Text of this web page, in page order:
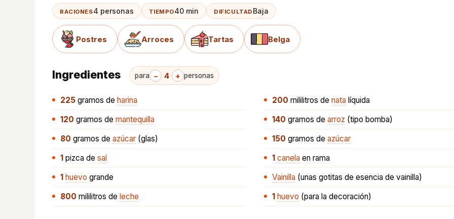
RACIONES4 personas TIEMPO40 min DIFICULTAD Baja
Postres Arroces Tartas Belga
Ingredientes para − 4 + personas
225 gramos de harina
120 gramos de mantequilla
80 gramos de azúcar (glas)
1 pizca de sal
1 huevo grande
800 mililitros de leche
200 mililitros de nata líquida
140 gramos de arroz (tipo bomba)
150 gramos de azúcar
1 canela en rama
Vainilla (unas gotitas de esencia de vainilla)
1 huevo (para la decoración)